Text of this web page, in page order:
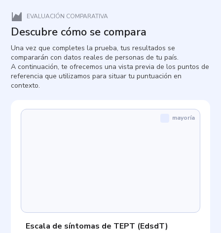
EVALUACIÓN COMPARATIVA
Descubre cómo se compara
Una vez que completes la prueba, tus resultados se
compararán con datos reales de personas de tu país.
A continuación, te ofrecemos una vista previa de los puntos de
referencia que utilizamos para situar tu puntuación en
contexto.
Escala de síntomas de TEPT (EdsdT)
mayoría